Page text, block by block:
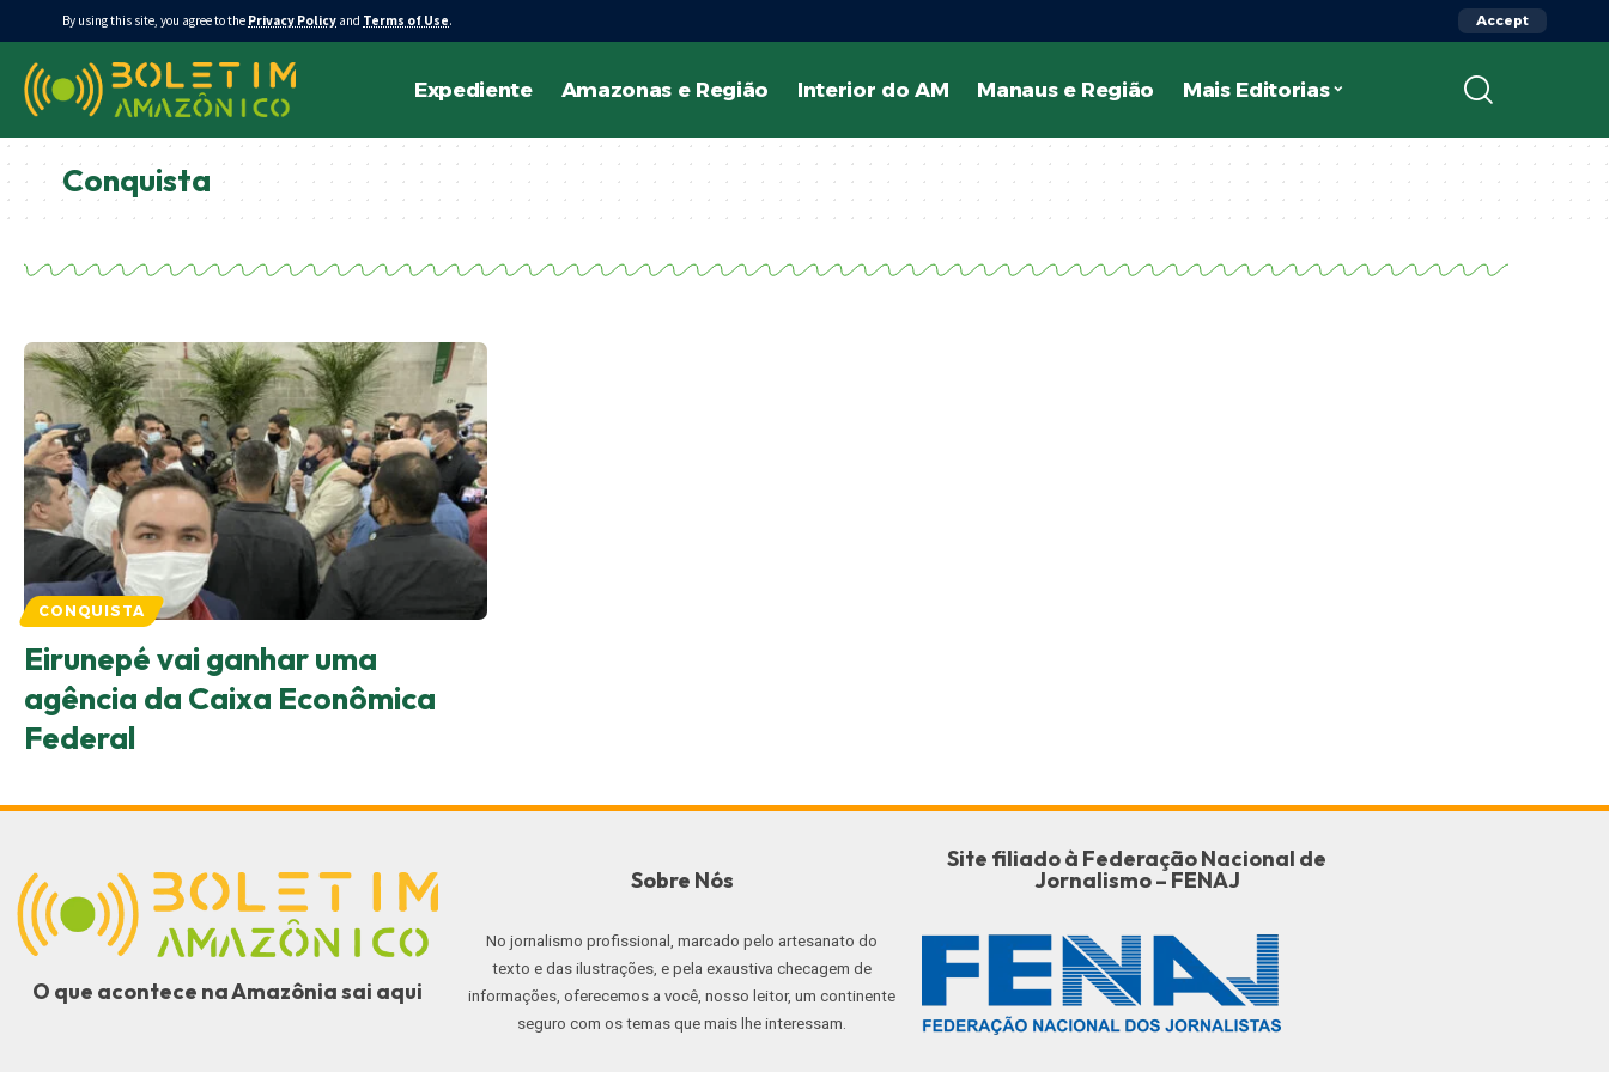
By using this site, you agree to the Privacy Policy and Terms of Use. Accept
Expediente Amazonas e Região Interior do AM Manaus e Região Mais Editorias
Conquista
CONQUISTA
Eirunepé vai ganhar uma
agência da Caixa Econômica
Federal
O que acontece na Amazônia sai aqui
Sobre Nós
No jornalismo profissional, marcado pelo artesanato do
texto e das ilustrações, e pela exaustiva checagem de
informações, oferecemos a você, nosso leitor, um continente
seguro com os temas que mais lhe interessam.
Site filiado à Federação Nacional de
Jornalismo – FENAJ